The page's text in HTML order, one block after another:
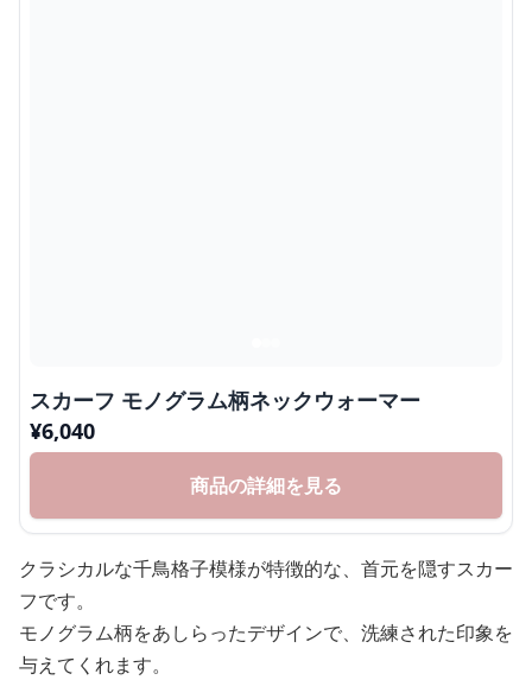
スカーフ モノグラム柄ネックウォーマー
¥6,040
商品の詳細を見る
クラシカルな千鳥格子模様が特徴的な、首元を隠すスカー
フです。
モノグラム柄をあしらったデザインで、洗練された印象を
与えてくれます。